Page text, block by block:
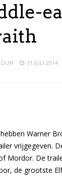
DUN 31 JULI 2014
Warner
vrijgegeven.
Mordor. De
de grootste